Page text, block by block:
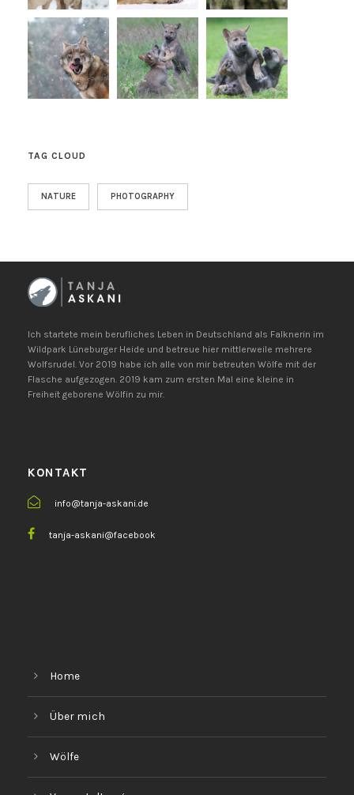
TAG CLOUD
NATURE PHOTOGRAPHY
Ich startete mein berufliches Leben in Deutschland als Falknerin im
Wildpark Lüneburger Heide und betreue hier mittlerweile mehrere
Wolfsrudel. Vor 2019 habe ich alle von mir betreuten Wölfe mit der
Flasche aufgezogen. 2019 kam zum ersten Mal eine kleine in
Freiheit geborene Wölfin zu mir.
KONTAKT
info@tanja-askani.de
tanja-askani@facebook
Home
Über mich
Wölfe